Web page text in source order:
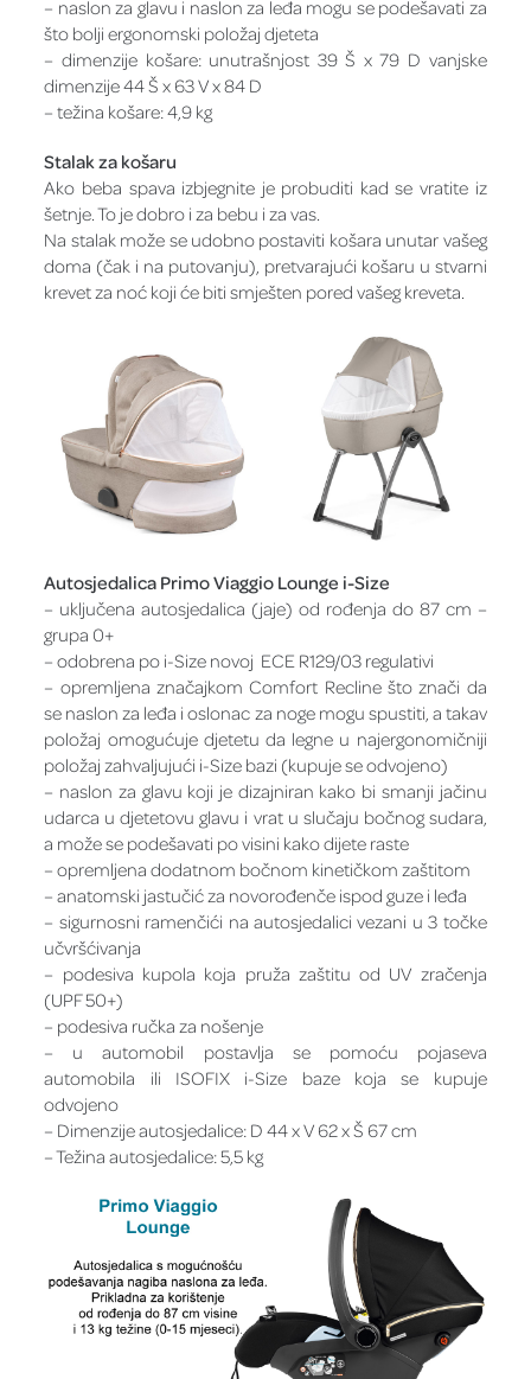
– naslon za glavu i naslon za leđa mogu se podešavati za
što bolji ergonomski položaj djeteta
– dimenzije košare: unutrašnjost 39 Š x 79 D vanjske
dimenzije 44 Š x 63 V x 84 D
– težina košare: 4,9 kg
Stalak za košaru
Ako beba spava izbjegnite je probuditi kad se vratite iz
šetnje. To je dobro i za bebu i za vas.
Na stalak može se udobno postaviti košara unutar vašeg
doma (čak i na putovanju), pretvarajući košaru u stvarni
krevet za noć koji će biti smješten pored vašeg kreveta.
Autosjedalica Primo Viaggio Lounge i-Size
– uključena autosjedalica (jaje) od rođenja do 87 cm –
grupa 0+
– odobrena po i-Size novoj ECE R129/03 regulativi
– opremljena značajkom Comfort Recline što znači da
se naslon za leđa i oslonac za noge mogu spustiti, a takav
položaj omogućuje djetetu da legne u najergonomičniji
položaj zahvaljujući i-Size bazi (kupuje se odvojeno)
– naslon za glavu koji je dizajniran kako bi smanji jačinu
udarca u djetetovu glavu i vrat u slučaju bočnog sudara,
a može se podešavati po visini kako dijete raste
– opremljena dodatnom bočnom kinetičkom zaštitom
– anatomski jastučić za novorođenče ispod guze i leđa
– sigurnosni ramenčići na autosjedalici vezani u 3 točke
učvršćivanja
– podesiva kupola koja pruža zaštitu od UV zračenja
(UPF 50+)
– podesiva ručka za nošenje
– u automobil postavlja se pomoću pojaseva
automobila ili ISOFIX i-Size baze koja se kupuje
odvojeno
– Dimenzije autosjedalice: D 44 x V 62 x Š 67 cm
– Težina autosjedalice: 5,5 kg